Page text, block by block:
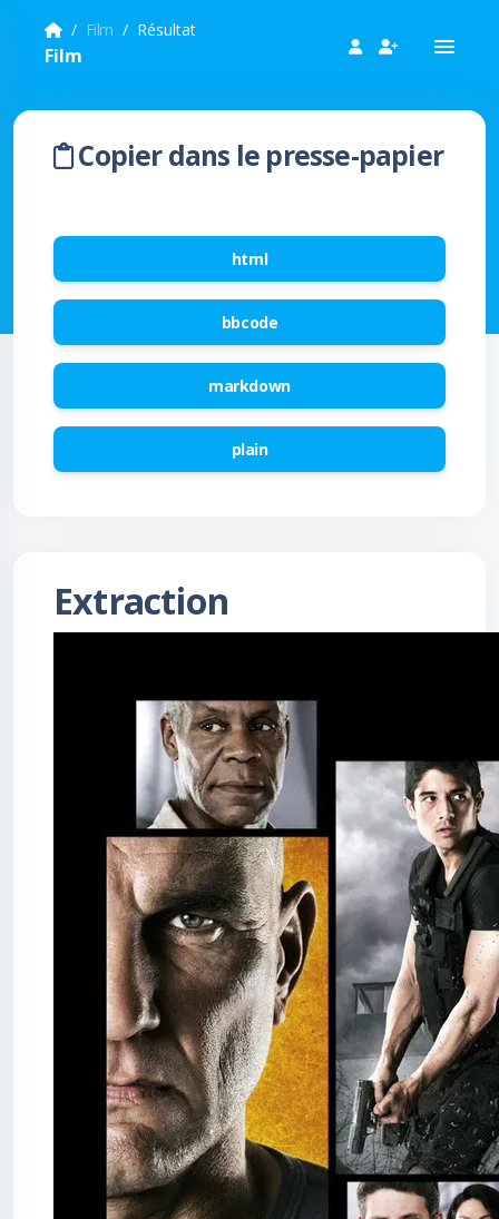
Film Résultat
Film
Copier dans le presse-papier
html
bbcode
markdown
plain
Extraction